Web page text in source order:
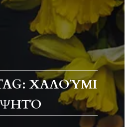
ΧΑΛΟΎΜΙ
ΨΗΤΌ